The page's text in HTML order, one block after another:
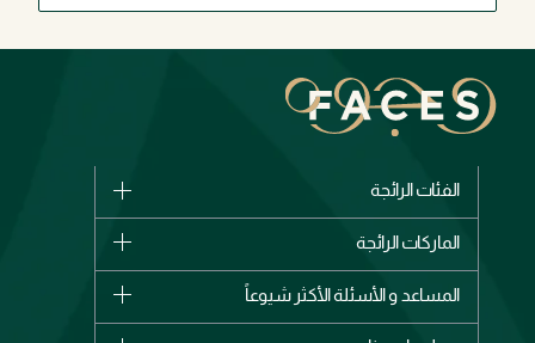
الفئات الرائجة
الأكثر مبيعاً
اشترِ بطاقة هدية
الماركات الرائجة
المساعد و الأسئلة الأكثر شيوعاً